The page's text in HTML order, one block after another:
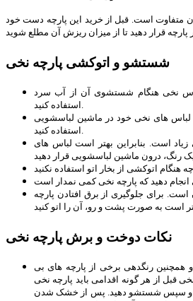
متفاوت است. قبل از خرید این پارچه دست خود
شستشو و اتوکشی پارچه نخی
نخی هنگام شست­­شوی آن از آب سرد
استفاده کنید.
های نخی خود در ماشین لباس­شویی
استفاده کنید.
است. بنابراین بهتر است لباس های
برای جلوگیری از برق افتادن پارچه
نکات دوخت و برش پارچه نخی
همچنین رنگدهی برخی از پارچه های بی
قبل از هر گونه اقدامی باید پارچه نخی
و سپس شست­شو دهید. پس از خشک شدن